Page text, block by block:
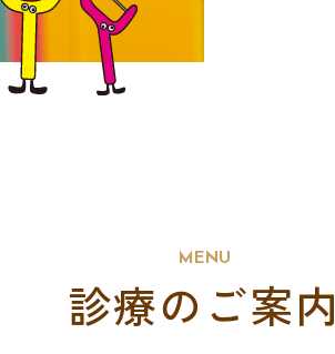
MENU
診療のご案内